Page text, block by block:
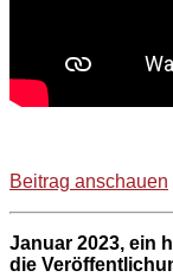
Beitrag anschauen
Januar 2023, ein
die